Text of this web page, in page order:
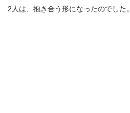
2人は、抱き合う形になったのでした。